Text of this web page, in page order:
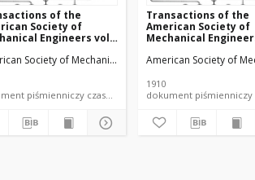
of the
Society of
Engineers vol.
Society of Mechanical Engineers
dokument piśmienniczy czasopismo
Transactions of the
American Society of
Mechanical
American Society of
1910